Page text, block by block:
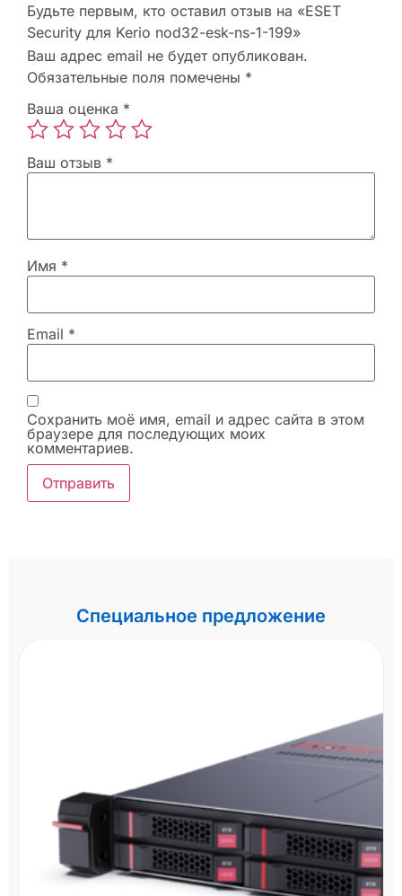
Будьте первым, кто оставил отзыв на «ESET
Security для Kerio nod32-esk-ns-1-199»
Ваш адрес email не будет опубликован.
Обязательные поля помечены *
Ваша оценка *
Ваш отзыв *
Имя *
Email *
Сохранить моё имя, email и адрес сайта в этом
браузере для последующих моих
комментариев.
Специальное предложение